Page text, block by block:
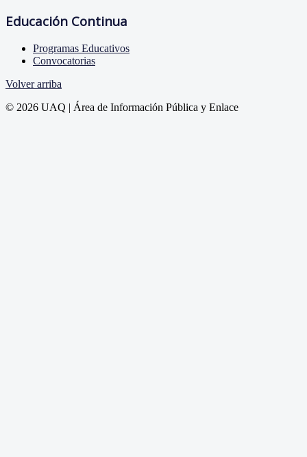
Educación Continua
Programas Educativos
Convocatorias
Volver arriba
© 2026 UAQ | Área de Información Pública y Enlace